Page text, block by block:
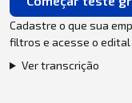
Cadastre o que sua
filtros e acesse o edital
Ver transcrição